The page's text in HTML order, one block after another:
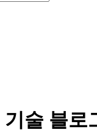
기술 블로